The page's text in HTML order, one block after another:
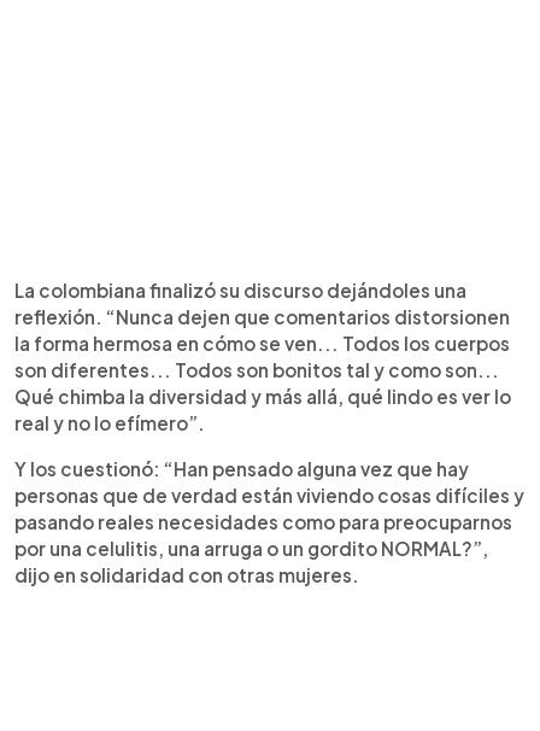
La colombiana finalizó su discurso dejándoles una
reflexión. “Nunca dejen que comentarios distorsionen
la forma hermosa en cómo se ven... Todos los cuerpos
son diferentes... Todos son bonitos tal y como son...
Qué chimba la diversidad y más allá, qué lindo es ver lo
real y no lo efímero”.
Y los cuestionó: “Han pensado alguna vez que hay
personas que de verdad están viviendo cosas difíciles y
pasando reales necesidades como para preocuparnos
por una celulitis, una arruga o un gordito NORMAL?”,
dijo en solidaridad con otras mujeres.